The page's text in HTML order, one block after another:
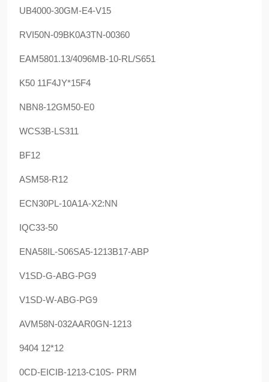
UB4000-30GM-E4-V15
RVI50N-09BK0A3TN-00360
EAM5801.13/4096MB-10-RL/S651
K50 11F4JY*15F4
NBN8-12GM50-E0
WCS3B-LS311
BF12
ASM58-R12
ECN30PL-10A1A-X2:NN
IQC33-50
ENA58IL-S06SA5-1213B17-ABP
V1SD-G-ABG-PG9
V1SD-W-ABG-PG9
AVM58N-032AAR0GN-1213
9404 12*12
0CD-EICIB-1213-C10S- PRM